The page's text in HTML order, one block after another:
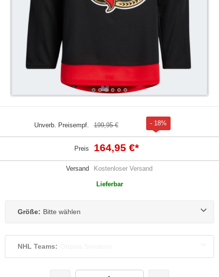
Unverb. Preisempf. 199,95 € - 18%
Preis 164,95 €*
Versand Kostenloser Versand
Lieferbar
Größe: Bitte wählen
NHL Teams: